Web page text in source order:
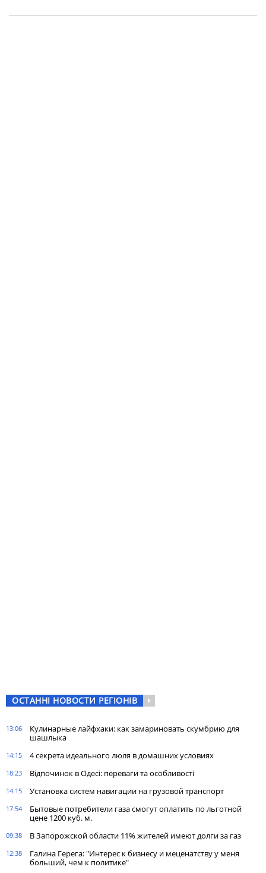
ОСТАННІ НОВОСТИ РЕГІОНІВ
13:06
Кулинарные лайфхаки: как замариновать скумбрию для
шашлыка
14:15 4 секрета идеального люля в домашних условиях
18:23 Відпочинок в Одесі: переваги та особливості
14:15 Установка систем навигации на грузовой транспорт
17:54
Бытовые потребители газа cмогут оплатить по льготной
цене 1200 куб. м.
09:38 В Запорожской области 11% жителей имеют долги за газ
12:38
Галина Герега: "Интерес к бизнесу и меценатству у меня
больший, чем к политике"